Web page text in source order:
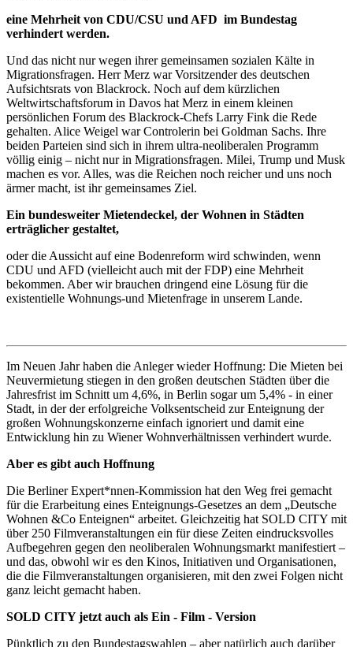
eine Mehrheit von CDU/CSU und AFD im Bundestag
verhindert werden.
Und das nicht nur wegen ihrer gemeinsamen sozialen Kälte in
Migrationsfragen. Herr Merz war Vorsitzender des deutschen
Aufsichtsrats von Blackrock. Noch auf dem kürzlichen
Weltwirtschaftsforum in Davos hat Merz in einem kleinen
persönlichen Forum des Blackrock-Chefs Larry Fink die Rede
gehalten. Alice Weigel war Controlerin bei Goldman Sachs. Ihre
beiden Parteien sind sich in ihrem ultra-neoliberalen Programm
völlig einig – nicht nur in Migrationsfragen. Milei, Trump und Musk
machen es vor. Alles, was die Reichen noch reicher und uns noch
ärmer macht, ist ihr gemeinsames Ziel.
Ein bundesweiter Mietendeckel, der Wohnen in Städten
erträglicher gestaltet,
oder die Aussicht auf eine Bodenreform wird schwinden, wenn
CDU und AFD (vielleicht auch mit der FDP) eine Mehrheit
bekommen. Aber wir brauchen dringend eine Lösung für die
existentielle Wohnungs-und Mietenfrage in unserem Lande.
Im Neuen Jahr haben die Anleger wieder Hoffnung: Die Mieten bei
Neuvermietung stiegen in den großen deutschen Städten über die
Jahresfrist im Schnitt um 4,6%, in Berlin sogar um 5,4% - in einer
Stadt, in der der erfolgreiche Volksentscheid zur Enteignung der
großen Wohnungskonzerne einfach ignoriert und damit eine
Entwicklung hin zu Wiener Wohnverhältnissen verhindert wurde.
Aber es gibt auch Hoffnung
Die Berliner Expert*nnen-Kommission hat den Weg frei gemacht
für die Erarbeitung eines Enteignungs-Gesetzes an dem „Deutsche
Wohnen &Co Enteignen“ arbeitet. Gleichzeitig hat SOLD CITY mit
über 250 Filmveranstaltungen ein für diese Zeiten eindrucksvolles
Aufbegehren gegen den neoliberalen Wohnungsmarkt manifestiert –
und das, obwohl wir es den Kinos, Initiativen und Organisationen,
die die Filmveranstaltungen organisieren, mit den zwei Folgen nicht
ganz leicht gemacht haben.
SOLD CITY jetzt auch als Ein - Film - Version
Pünktlich zu den Bundestagswahlen – aber natürlich auch darüber